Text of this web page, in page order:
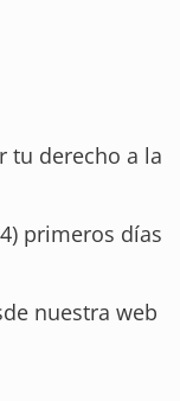
tu derecho a la
primeros días
nuestra web